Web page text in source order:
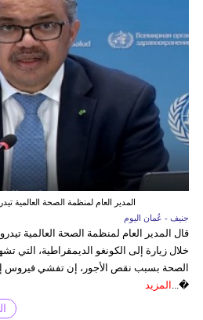
المدير العام لمنظمة الصحة العالمية
جنيف - عُمان اليوم
قال المدير العام لمنظمة الصحة العالمية
خلال زيارة إلى الكونغو الديمقراطية، التي
الصحة بسبب نقص الأجور، إن تفشي فيروس
�... المزيد